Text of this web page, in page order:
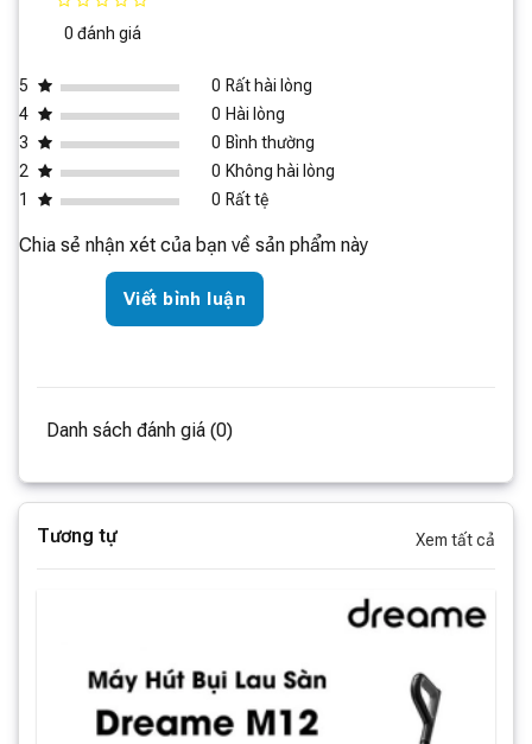
Thiết kế không dây tiện lợi và thông minh
0 đánh giá
5 0 Rất hài lòng
4
0 Hài lòng
3
0 Bình thường
2
0 Không hài lòng
1
0 Rất tệ
Chia sẻ nhận xét của bạn về sản phẩm này
Viết bình luận
Danh sách đánh giá (0)
Tương tự Xem tất cả